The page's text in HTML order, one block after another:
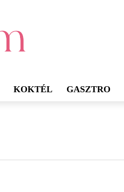
KOKTÉL GASZTRO